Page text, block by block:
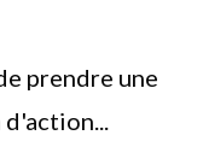
prendre une
d'action